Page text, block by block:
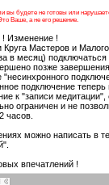
вы будете не готовы или
Ваше, а не его решение.
Изменение !
Круга Мастеров и
в месяц)
позже
"несинхронного
подключение
к "записи
ограничен и не
часов.
можно написать в
впечатлений !